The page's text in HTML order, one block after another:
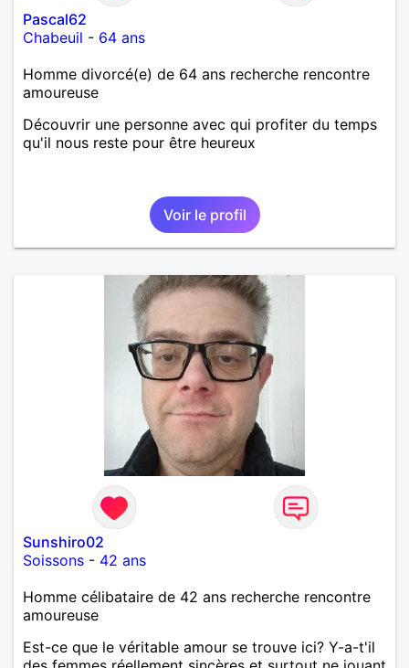
Pascal62
Chabeuil - 64 ans
Homme divorcé(e) de 64 ans recherche rencontre
amoureuse
Découvrir une personne avec qui profiter du temps
qu'il nous reste pour être heureux
Voir le profil
Sunshiro02
Soissons - 42 ans
Homme célibataire de 42 ans recherche rencontre
amoureuse
Est-ce que le véritable amour se trouve ici? Y-a-t'il